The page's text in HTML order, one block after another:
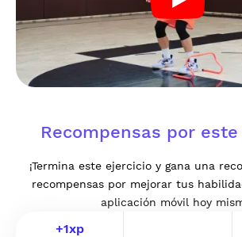
Recompensas por
¡Termina este ejercicio y gana una
recompensas por mejorar tus
aplicación móvil hoy
+1xp